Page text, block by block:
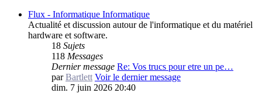
Flux - Informatique Informatique
Actualité et discussion autour de l'informatique et du matériel
hardware et software.
18 Sujets
118 Messages
Dernier message Re: Vos trucs pour etre un pe…
parBartlett Voir le dernier message
dim. 7 juin 2026 20:40